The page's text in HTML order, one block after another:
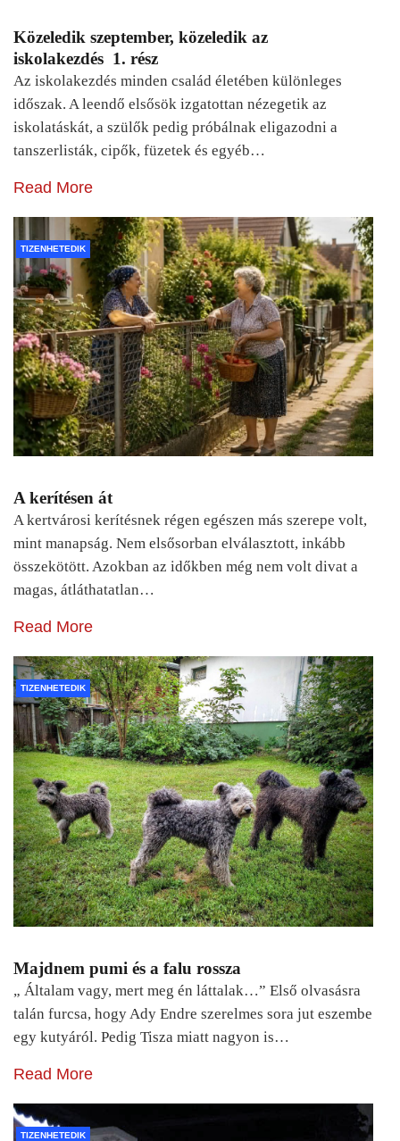
Közeledik szeptember, közeledik az
iskolakezdés 1. rész
Az iskolakezdés minden család életében különleges
időszak. A leendő elsősök izgatottan nézegetik az
iskolatáskát, a szülők pedig próbálnak eligazodni a
tanszerlisták, cipők, füzetek és egyéb…
Read More
TIZENHETEDIK
A kerítésen át
A kertvárosi kerítésnek régen egészen más szerepe volt,
mint manapság. Nem elsősorban elválasztott, inkább
összekötött. Azokban az időkben még nem volt divat a
magas, átláthatatlan…
Read More
TIZENHETEDIK
Majdnem pumi és a falu rossza
„ Általam vagy, mert meg én láttalak…” Első olvasásra
talán furcsa, hogy Ady Endre szerelmes sora jut eszembe
egy kutyáról. Pedig Tisza miatt nagyon is…
Read More
TIZENHETEDIK